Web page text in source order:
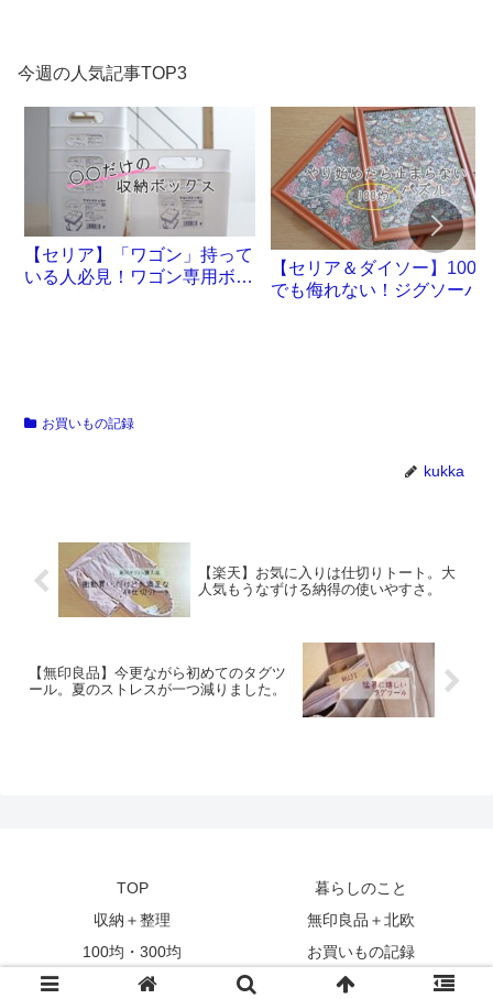
今週の人気記事TOP3
【セリア】「ワゴン」持って
いる人必見！ワゴン専用ボッ
【セリア＆ダイソー】100円
でも侮れない！ジグソーパ
お買いもの記録
kukka
【楽天】お気に入りは仕切りトート。大
人気もうなずける納得の使いやすさ。
【無印良品】今更ながら初めてのタグツ
ール。夏のストレスが一つ減りました。
TOP
暮らしのこと
収納＋整理
無印良品＋北欧
100均・300均
お買いもの記録
© 2016 北欧と。.